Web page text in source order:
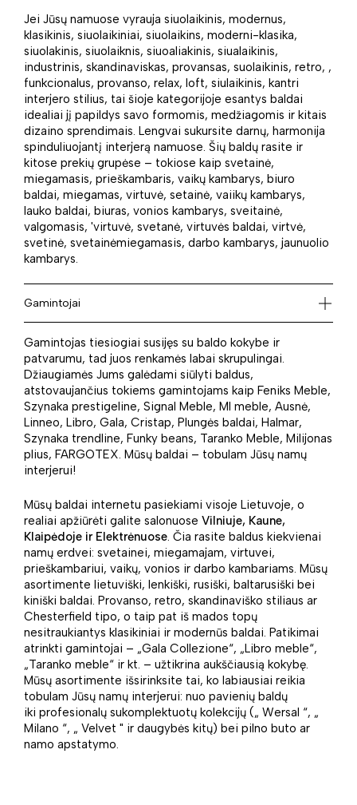
Jei Jūsų namuose vyrauja siuolaikinis, modernus,
klasikinis, siuolaikiniai, siuolaikins, moderni-klasika,
siuolakinis, siuolaiknis, siuoaliakinis, siualaikinis,
industrinis, skandinaviskas, provansas, suolaikinis, retro, ,
funkcionalus, provanso, relax, loft, siulaikinis, kantri
interjero stilius, tai šioje kategorijoje esantys baldai
idealiai jį papildys savo formomis, medžiagomis ir kitais
dizaino sprendimais. Lengvai sukursite darnų, harmonija
spinduliuojantį interjerą namuose. Šių baldų rasite ir
kitose prekių grupėse – tokiose kaip svetainė,
miegamasis, prieškambaris, vaikų kambarys, biuro
baldai, miegamas, virtuvė, setainė, vaiikų kambarys,
lauko baldai, biuras, vonios kambarys, sveitainė,
valgomasis, 'virtuvė, svetanė, virtuvės baldai, virtvė,
svetinė, svetainėmiegamasis, darbo kambarys, jaunuolio
kambarys.
Gamintojai
Gamintojas tiesiogiai susijęs su baldo kokybe ir
patvarumu, tad juos renkamės labai skrupulingai.
Džiaugiamės Jums galėdami siūlyti baldus,
atstovaujančius tokiems gamintojams kaip Feniks Meble,
Szynaka prestigeline, Signal Meble, Ml meble, Ausnė,
Linneo, Libro, Gala, Cristap, Plungės baldai, Halmar,
Szynaka trendline, Funky beans, Taranko Meble, Milijonas
plius, FARGOTEX. Mūsų baldai – tobulam Jūsų namų
interjerui!
Mūsų baldai internetu pasiekiami visoje Lietuvoje, o
realiai apžiūrėti galite salonuose Vilniuje, Kaune,
Klaipėdoje ir Elektrėnuose. Čia rasite baldus kiekvienai
namų erdvei: svetainei, miegamajam, virtuvei,
prieškambariui, vaikų, vonios ir darbo kambariams. Mūsų
asortimente lietuviški, lenkiški, rusiški, baltarusiški bei
kiniški baldai. Provanso, retro, skandinaviško stiliaus ar
Chesterfield tipo, o taip pat iš mados topų
nesitraukiantys klasikiniai ir modernūs baldai. Patikimai
atrinkti gamintojai – „Gala Collezione“, „Libro meble“,
„Taranko meble“ ir kt. – užtikrina aukščiausią kokybę.
Mūsų asortimente išsirinksite tai, ko labiausiai reikia
tobulam Jūsų namų interjerui: nuo pavienių baldų
iki profesionalų sukomplektuotų kolekcijų („ Wersal “, „
Milano “, „ Velvet " ir daugybės kitų) bei pilno buto ar
namo apstatymo.